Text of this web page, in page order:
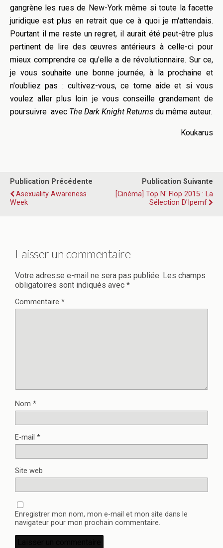
gangrène les rues de New-York même si toute la facette
juridique est plus en retrait que ce à quoi je m'attendais.
Pourtant il me reste un regret, il aurait été peut-être plus
pertinent de lire des œuvres antérieurs à celle-ci pour
mieux comprendre ce qu'elle a de révolutionnaire. Sur ce,
je vous souhaite une bonne journée, à la prochaine et
n'oubliez pas : cultivez-vous, ce tome aide et si vous
voulez aller plus loin je vous conseille grandement de
poursuivre avec The Dark Knight Returns du même auteur.
Koukarus
Publication Précédente
Asexuality Awareness
Week
Publication Suivante
[Cinéma] Top N' Flop 2015 : La
Sélection D'Ipemf
Laisser un commentaire
Votre adresse e-mail ne sera pas publiée. Les champs
obligatoires sont indiqués avec *
Commentaire *
Nom *
E-mail *
Site web
Enregistrer mon nom, mon e-mail et mon site dans le
navigateur pour mon prochain commentaire.